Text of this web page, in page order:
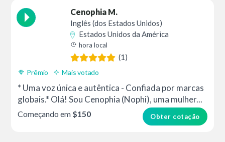
Cenophia M.
Inglês (dos Estados Unidos)
Estados Unidos da América
hora local
(1)
Prêmio Mais votado
* Uma voz única e autêntica - Confiada por marcas
globais.* Olá! Sou Cenophia (Nophi), uma mulher...
Obter cotação
Começando em $150